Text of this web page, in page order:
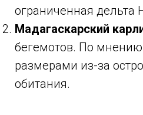
ограниченная дельта
Мадагаскарский
бегемотов. По
размерами из-за
обитания.